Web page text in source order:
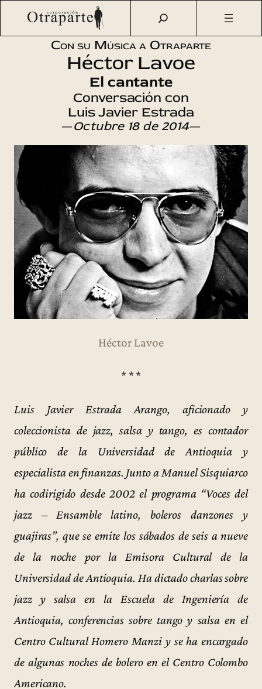
Saltar
Otraparte.org/ Agenda Cultural Música
Héctor Lavoe: El
Con su Música a Otraparte
Héctor Lavoe
El cantante
Conversación con
Luis Javier Estrada
—Octubre 18 de 2014—
Héctor Lavoe
* * *
Luis Javier Estrada Arango, aficionado y
coleccionista de jazz, salsa y tango, es contador
público de la Universidad de Antioquia y
especialista en finanzas. Junto a Manuel Sisquiarco
ha codirigido desde 2002 el programa “Voces del
jazz – Ensamble latino, boleros danzones y
guajiras”, que se emite los sábados de seis a nueve
de la noche por la Emisora Cultural de la
Universidad de Antioquia. Ha dictado charlas sobre
jazz y salsa en la Escuela de Ingeniería de
Antioquia, conferencias sobre tango y salsa en el
Centro Cultural Homero Manzi y se ha encargado
de algunas noches de bolero en el Centro Colombo
Americano.